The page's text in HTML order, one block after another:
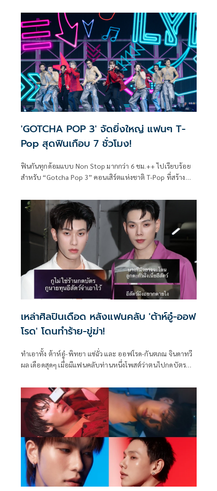
รสชาติ พร้อมขนทัพนักแสดงมากฝีมือทั่วฟ้าเมืองไทย และนัก
แสดงรุ่นใหม่ที่น่าจับตามาประชันบทบาทกันอย่างคับคั่ง
'GOTCHA POP 3' จัดยิ่งใหญ่ แฟนๆ T-
Pop สุดฟินเกือบ 7 ชั่วโมง!
ฟินกันทุกด้อมแบบ Non Stop มากกว่า 6 ชม.++ ไปเรียบร้อย
สำหรับ “Gotcha Pop 3” คอนเสิร์ตแห่งชาติ T-Pop ที่สร้าง
รนด์อันดับ 1 บน X ประเทศไทยข้ามวันไปเลยทีเดียว ครั้งนี้ผู้จัด
เบอร์ต้นของวงการ Atimeshowbiz เดินหน้าสร้างเซอร์ไพรส์
ต่อยอดความว้าวต่อเนื่องมาเป็นปีที่ 3
เหล่าศิลปินเดือด หลังแฟนคลับ 'ต้าห์อู๋-ออฟ
โรด' โดนทำร้าย-ขู่ฆ่า!
ทำเอาทั้ง ต้าห์อู๋-พิทยา แซ่ฉั่ว และ ออฟโรด-กันตภณ จินดาทวี
ผล เดือดสุดๆ เมื่อมีแฟนคลับท่านหนึ่งโพสต์ว่าตนไปกดบัตร
พร้อมข่มขู่